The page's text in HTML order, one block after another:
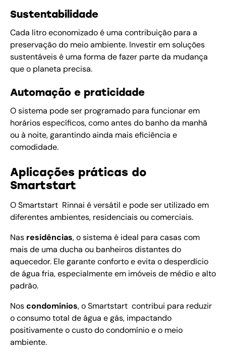
Sustentabilidade
Cada litro economizado é uma contribuição para a
preservação do meio ambiente. Investir em soluções
sustentáveis é uma forma de fazer parte da mudança
que o planeta precisa.
Automação e praticidade
O sistema pode ser programado para funcionar em
horários específicos, como antes do banho da manhã
ou à noite, garantindo ainda mais eficiência e
comodidade.
Aplicações práticas do
Smartstart
O Smartstart Rinnai é versátil e pode ser utilizado em
diferentes ambientes, residenciais ou comerciais.
Nas residências, o sistema é ideal para casas com
mais de uma ducha ou banheiros distantes do
aquecedor. Ele garante conforto e evita o desperdício
de água fria, especialmente em imóveis de médio e alto
padrão.
Noscondomínios, o Smartstart contribui para reduzir
o consumo total de água e gás, impactando
positivamente o custo do condomínio e o meio
ambiente.